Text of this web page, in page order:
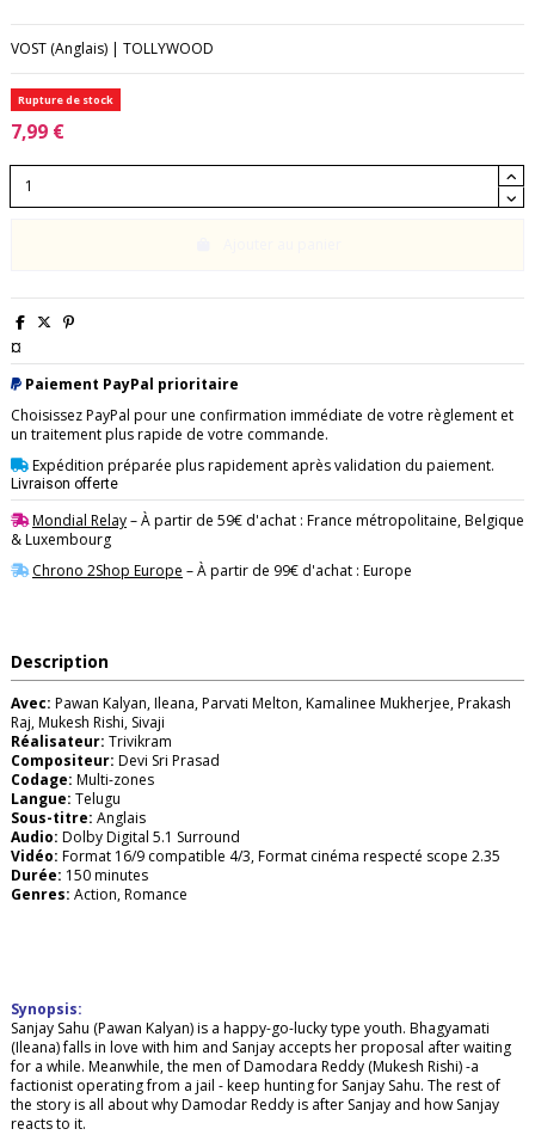
VOST (Anglais) | TOLLYWOOD
Rupture de stock
7,99 €
¤
Paiement PayPal prioritaire
Choisissez PayPal pour une confirmation immédiate de votre règlement et
un traitement plus rapide de votre commande.
Expédition préparée plus rapidement après validation du paiement.
Livraison offerte
Mondial Relay– À partir de 59€ d'achat : France métropolitaine, Belgique
& Luxembourg
Chrono 2Shop Europe – À partir de 99€ d'achat : Europe
Description
Avec: Pawan Kalyan, Ileana, Parvati Melton, Kamalinee Mukherjee, Prakash
Raj, Mukesh Rishi, Sivaji
Réalisateur: Trivikram
Compositeur: Devi Sri Prasad
Codage: Multi-zones
Langue: Telugu
Sous-titre: Anglais
Audio: Dolby Digital 5.1 Surround
Vidéo: Format 16/9 compatible 4/3, Format cinéma respecté scope 2.35
Durée: 150 minutes
Genres: Action, Romance
Synopsis:
Sanjay Sahu (Pawan Kalyan) is a happy-go-lucky type youth. Bhagyamati
(Ileana) falls in love with him and Sanjay accepts her proposal after waiting
for a while. Meanwhile, the men of Damodara Reddy (Mukesh Rishi) -a
factionist operating from a jail - keep hunting for Sanjay Sahu. The rest of
the story is all about why Damodar Reddy is after Sanjay and how Sanjay
reacts to it.